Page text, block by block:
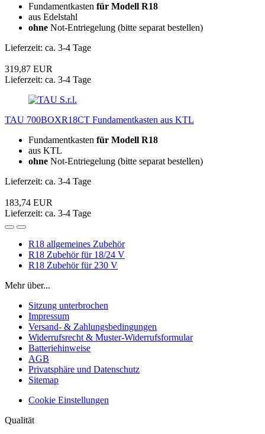
Fundamentkasten für Modell R18
aus Edelstahl
ohne Not-Entriegelung (bitte separat bestellen)
Lieferzeit: ca. 3-4 Tage
319,87 EUR
Lieferzeit: ca. 3-4 Tage
TAU 700BOXR18CT Fundamentkasten aus KTL
Fundamentkasten für Modell R18
aus KTL
ohne Not-Entriegelung (bitte separat bestellen)
Lieferzeit: ca. 3-4 Tage
183,74 EUR
Lieferzeit: ca. 3-4 Tage
R18 allgemeines Zubehör
R18 Zubehör für 18/24 V
R18 Zubehör für 230 V
Mehr über...
Sitzung unterbrochen
Impressum
Versand- & Zahlungsbedingungen
Widerrufsrecht & Muster-Widerrufsformular
Batteriehinweise
AGB
Privatsphäre und Datenschutz
Sitemap
Cookie Einstellungen
Qualität